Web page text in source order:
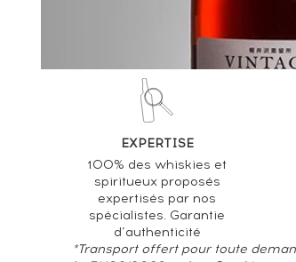
EXPERTISE
100% des whiskies et
spiritueux proposés
expertisés par nos
spécialistes. Garantie
d’authenticité
*Transport offert pour toute